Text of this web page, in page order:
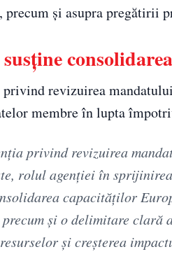
și asupra pregătirii
revizuirea
membre în lupta
privind revizuirea
rolul agenției în
capacităților
și o delimitare
și creșterea